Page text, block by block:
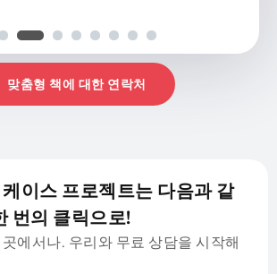
맞춤형 책에 대한 연락처
이스 프로젝트는 다음과 같
번의 클릭으로!
에서나. 우리와 무료 상담을 시작해